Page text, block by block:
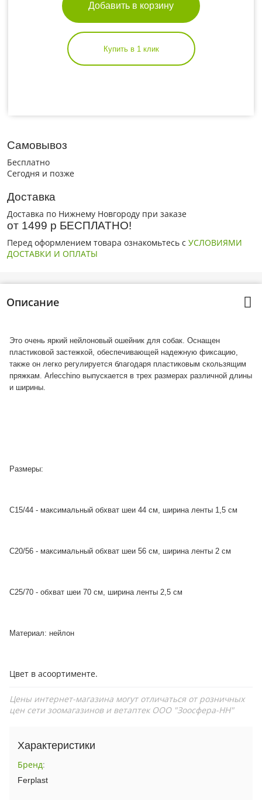
Добавить в корзину
Купить в 1 клик
Самовывоз
Бесплатно
Сегодня и позже
Доставка
Доставка по Нижнему Новгороду при заказе
от 1499 р БЕСПЛАТНО!
Перед оформлением товара ознакомьтесь с УСЛОВИЯМИ
ДОСТАВКИ И ОПЛАТЫ
Описание
Это очень яркий нейлоновый ошейник для собак. Оснащен
пластиковой застежкой, обеспечивающей надежную фиксацию,
также он легко регулируется благодаря пластиковым скользящим
пряжкам. Аrlecchino выпускается в трех размерах различной длины
и ширины.
Размеры:
С15/44 - максимальный обхват шеи 44 см, ширина ленты 1,5 см
С20/56 - максимальный обхват шеи 56 см, ширина ленты 2 см
С25/70 - обхват шеи 70 см, ширина ленты 2,5 см
Материал: нейлон
Цвет в асоортименте.
Цены интернет-магазина могут отличаться от розничных
цен сети зоомагазинов и ветаптек ООО "Зоосфера-НН"
Характеристики
Бренд:
Ferplast